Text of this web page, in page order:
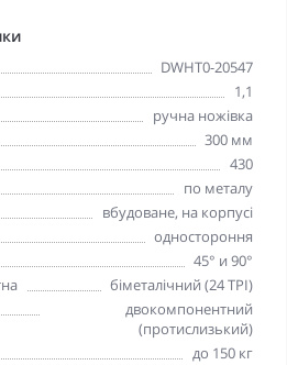
DWHT0-20547
1,1
ручна ножівка
300 мм
430
по металу
вбудоване, на корпусі
одностороння
45° и 90°
біметалічний (24 TPI)
двокомпонентний
(протислизький)
до 150 кг